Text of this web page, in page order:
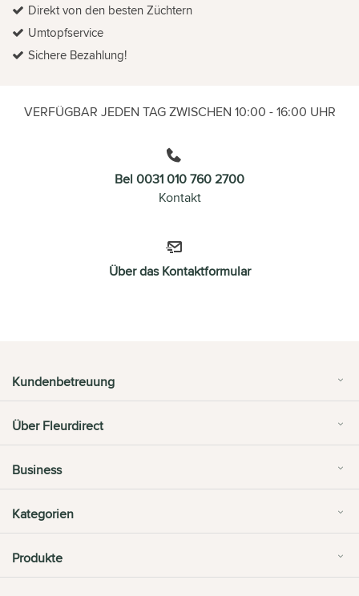
Direkt von den besten Züchtern
Umtopfservice
Sichere Bezahlung!
VERFÜGBAR JEDEN TAG ZWISCHEN 10:00 - 16:00 UHR
Bel 0031 010 760 2700
Kontakt
Über das Kontaktformular
Kundenbetreuung
Über Fleurdirect
Business
Kategorien
Produkte